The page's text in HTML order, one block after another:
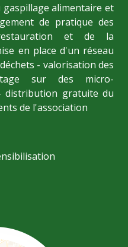
alimentaire et
de pratique des
et de la
en place d'un réseau
- valorisation des
sur des micro-
distribution gratuite du
de l'association